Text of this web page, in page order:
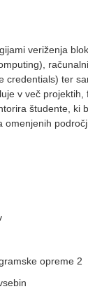
veriženja
credentials) ter
v več
študente, ki
opreme 2